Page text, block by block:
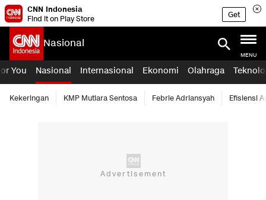
CNN Indonesia
Find it on Play Store
Get
Nasional
MENU
You Nasional Internasional Ekonomi Olahraga
Kekeringan KMP Mutiara Sentosa Febrie Adriansyah Efisiensi